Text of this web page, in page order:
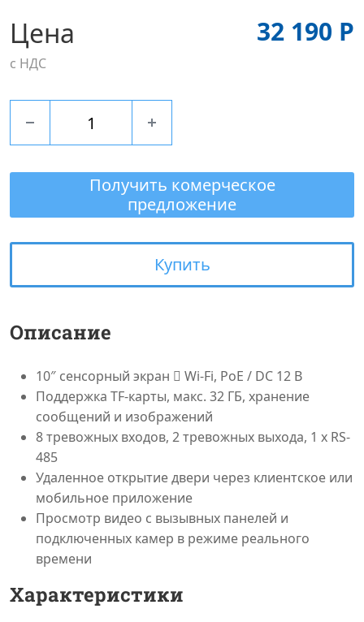
Цена
с НДС
32 190 Р
Получить комерческое
предложение
Купить
Описание
10″ сенсорный экран  Wi-Fi, PoE / DC 12 В
Поддержка TF-карты, макс. 32 ГБ, хранение
сообщений и изображений
8 тревожных входов, 2 тревожных выхода, 1 x RS-
485
Удаленное открытие двери через клиентское или
мобильное приложение
Просмотр видео с вызывных панелей и
подключенных камер в режиме реального
времени
Характеристики